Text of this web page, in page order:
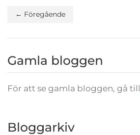
← Föregående
Gamla bloggen
För att se gamla bloggen, gå till
Bloggarkiv